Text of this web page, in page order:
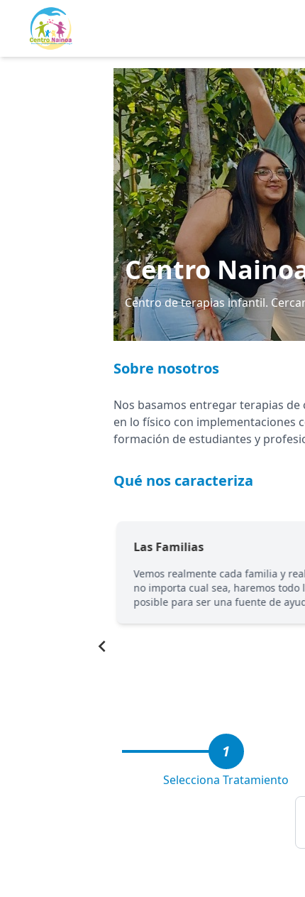
Centro
Centro de terapias infantil.
Sobre nosotros
Nos basamos entregar terapias
en lo físico con implementaciones
formación de estudiantes y
Qué nos caracteriza
Las Familias
Vemos realmente cada familia y
no importa cual sea, haremos todo
posible para ser una fuente de
1
Selecciona Tratamiento